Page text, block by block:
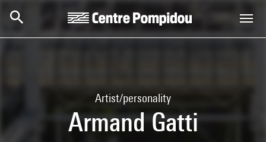
Artist/personality
Armand Gatti